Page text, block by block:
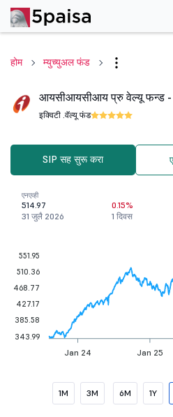
होम म्युच्युअल फंड
आयसीआयसीआय प्रु वेल्यू फन्ड -
इक्विटी .वॅल्यू फंड
SIP सह सुरू करा
एनएव्ही
514.97
31 जुलै 2026
0.15%
1 दिवस
Jan 24 Jan 25
551.95
510.36
468.77
427.17
385.58
343.99
1M 3M 6M 1Y